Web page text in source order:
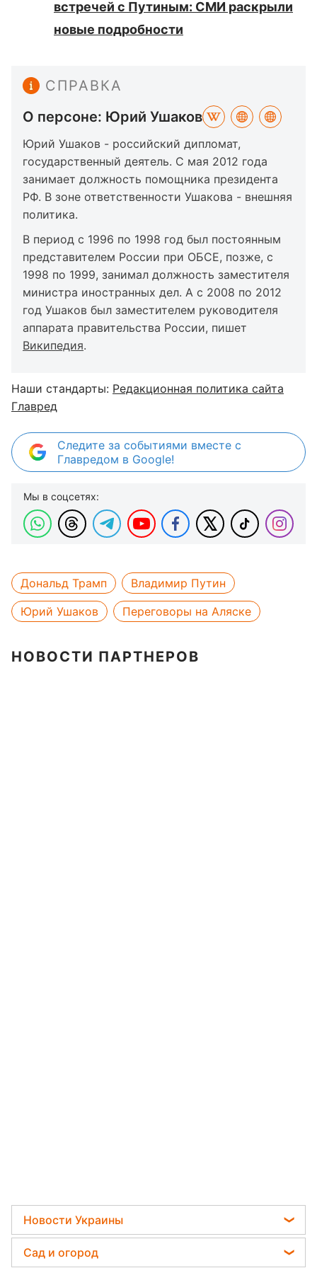
встречей с Путиным: СМИ раскрыли
новые подробности
СПРАВКА
О персоне: Юрий Ушаков
Юрий Ушаков - российский дипломат,
государственный деятель. С мая 2012 года
занимает должность помощника президента
РФ. В зоне ответственности Ушакова - внешняя
политика.
В период с 1996 по 1998 год был постоянным
представителем России при ОБСЕ, позже, с
1998 по 1999, занимал должность заместителя
министра иностранных дел. А с 2008 по 2012
год Ушаков был заместителем руководителя
аппарата правительства России, пишет
Википедия.
Наши стандарты: Редакционная политика сайта
Главред
Следите за событиями вместе с
Главредом в Google!
Мы в соцсетях:
Дональд Трамп
Владимир Путин
Юрий Ушаков
Переговоры на Аляске
НОВОСТИ ПАРТНЕРОВ
Новости Украины
Телеграм новости Украины
Сад и огород